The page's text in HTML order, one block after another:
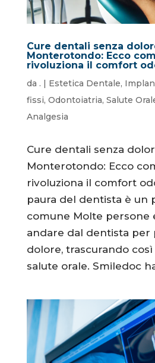
Cure dentali senza
Monterotondo: Ecco
rivoluziona il comfort
da . | Estetica Dentale,
fissi, Odontoiatria, Salute
Analgesia
Cure dentali senza
Monterotondo: Ecco
rivoluziona il comfort
paura del dentista è un
comune Molte persone
andare dal dentista per
dolore, trascurando
salute orale. Smiledoc